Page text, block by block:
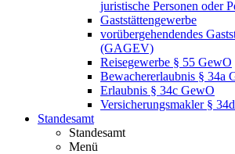
juristische Personen oder
Gaststättengewerbe
vorübergehendendes
(GAGEV)
Reisegewerbe § 55 GewO
Bewachererlaubnis § 34a
Erlaubnis § 34c GewO
Versicherungsmakler §
Standesamt
Standesamt
Menü